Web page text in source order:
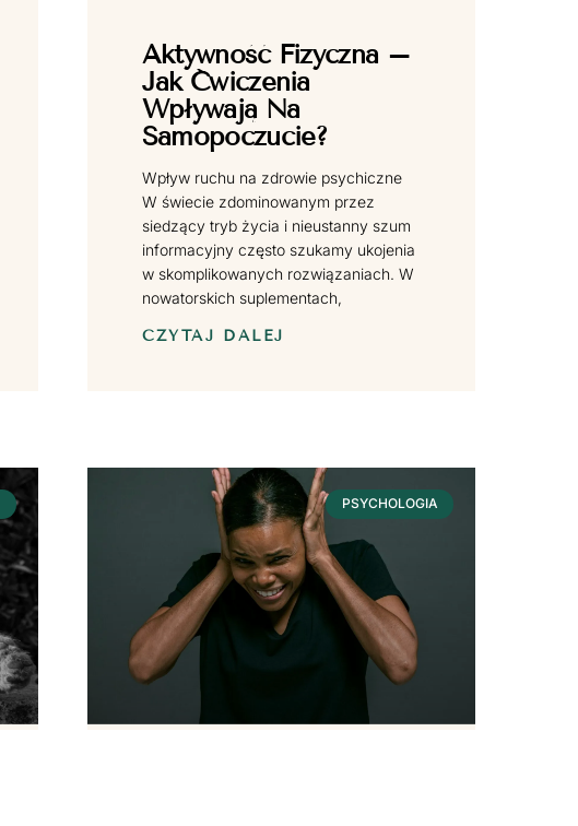
Aktywność Fizyczna –
Jak Ćwiczenia
Wpływają Na
Samopoczucie?
Wpływ ruchu na zdrowie psychiczne
W świecie zdominowanym przez
siedzący tryb życia i nieustanny szum
informacyjny często szukamy ukojenia
w skomplikowanych rozwiązaniach. W
nowatorskich suplementach,
CZYTAJ DALEJ
PSYCHOLOGIA